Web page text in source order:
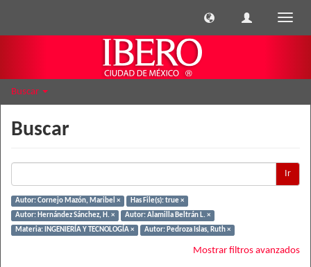
Buscar
Buscar
Ir
Autor: Cornejo Mazón, Maribel ×
Has File(s): true ×
Autor: Hernández Sánchez, H. ×
Autor: Alamilla Beltrán L. ×
Materia: INGENIERÍA Y TECNOLOGÍA ×
Autor: Pedroza Islas, Ruth ×
Mostrar filtros avanzados